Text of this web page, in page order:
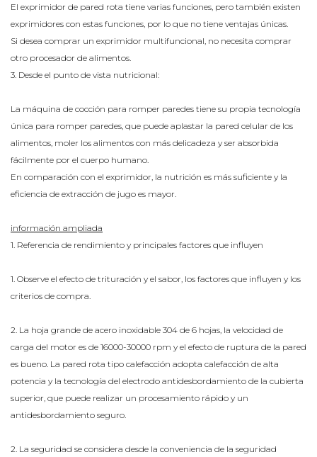
El exprimidor de pared rota tiene varias funciones, pero también existen
exprimidores con estas funciones, por lo que no tiene ventajas únicas.
Si desea comprar un exprimidor multifuncional, no necesita comprar
otro procesador de alimentos.
3. Desde el punto de vista nutricional:
La máquina de cocción para romper paredes tiene su propia tecnología
única para romper paredes, que puede aplastar la pared celular de los
alimentos, moler los alimentos con más delicadeza y ser absorbida
fácilmente por el cuerpo humano.
En comparación con el exprimidor, la nutrición es más suficiente y la
eficiencia de extracción de jugo es mayor.
información ampliada
1. Referencia de rendimiento y principales factores que influyen
1. Observe el efecto de trituración y el sabor, los factores que influyen y los
criterios de compra.
2. La hoja grande de acero inoxidable 304 de 6 hojas, la velocidad de
carga del motor es de 16000-30000 rpm y el efecto de ruptura de la pared
es bueno. La pared rota tipo calefacción adopta calefacción de alta
potencia y la tecnología del electrodo antidesbordamiento de la cubierta
superior, que puede realizar un procesamiento rápido y un
antidesbordamiento seguro.
2. La seguridad se considera desde la conveniencia de la seguridad